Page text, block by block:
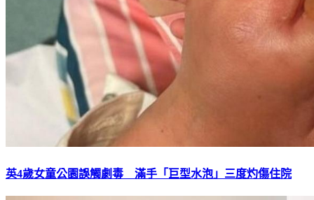
英4歲女童公園誤觸劇毒 滿手「巨型水泡」三度灼傷住院